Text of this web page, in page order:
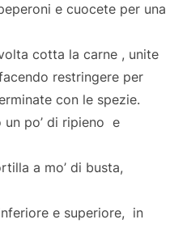
e cuocete per una
cotta la carne , unite
restringere per
con le spezie.
un po’ di ripieno e
a mo’ di busta,
e superiore, in